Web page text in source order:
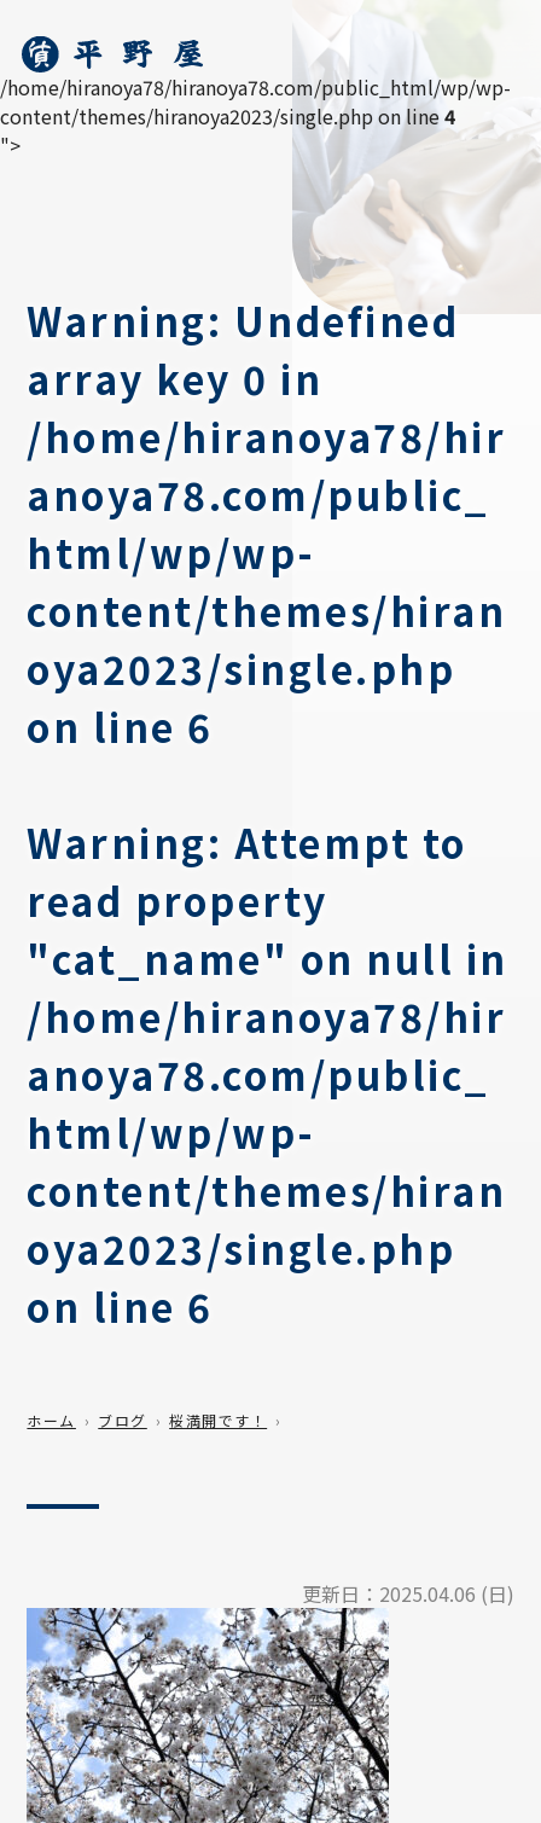
/home/hiranoya78/hiranoya78.com/public_html/wp/wp-
content/themes/hiranoya2023/single.php on line4
">
Warning: Undefined
array key 0 in
/home/hiranoya78/hir
anoya78.com/public_
html/wp/wp-
content/themes/hiran
oya2023/single.php
on line 6
Warning: Attempt to
read property
"cat_name" on null in
/home/hiranoya78/hir
anoya78.com/public_
html/wp/wp-
content/themes/hiran
oya2023/single.php
on line 6
ホーム ブログ 桜満開です！
更新日： 2025.04.06 (日)